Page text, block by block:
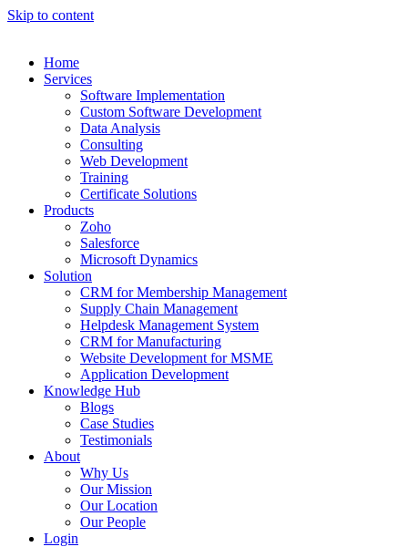
Skip to content
Home
Services
Software Implementation
Custom Software Development
Data Analysis
Consulting
Web Development
Training
Certificate Solutions
Products
Zoho
Salesforce
Microsoft Dynamics
Solution
CRM for Membership Management
Supply Chain Management
Helpdesk Management System
CRM for Manufacturing
Website Development for MSME
Application Development
Knowledge Hub
Blogs
Case Studies
Testimonials
About
Why Us
Our Mission
Our Location
Our People
Login